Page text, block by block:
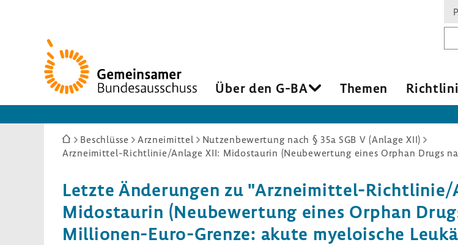
Zur
Startseite
Über den G-BA Themen
Sie
sind
Beschlüsse Arzneimittel
Nutzenbewertung nach § 35a SGB V (Anlage XII)
Letzte Ände­rungen zu "Arzneimittel-​Richtlinie/
Mido­staurin (Neube­wer­tung eines Orphan
Millionen-​Euro-Grenze: akute myeloi­sche